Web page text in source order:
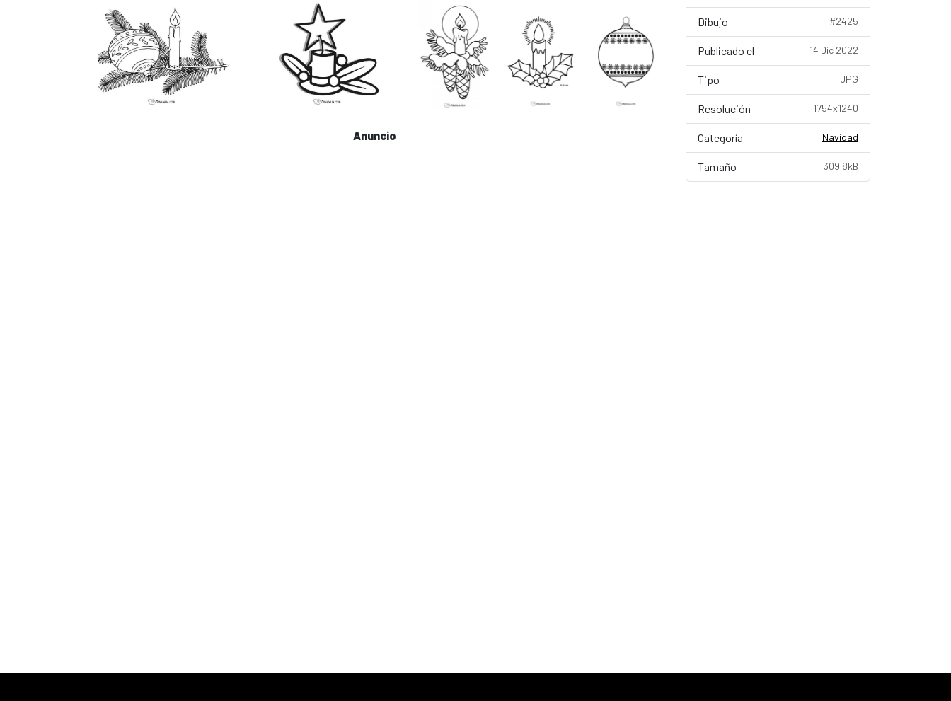
Anuncio
Dibujo #2425
Publicado el 14 Dic 2022
Tipo JPG
Resolución 1754x1240
Categoría Navidad
Tamaño 309.8kB